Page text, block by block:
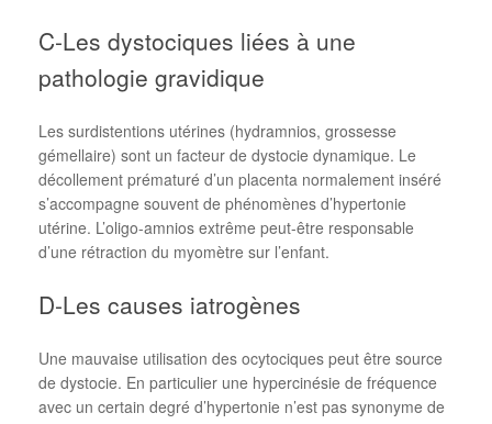
C-Les dystociques liées à une
pathologie gravidique
Les surdistentions utérines (hydramnios, grossesse
gémellaire) sont un facteur de dystocie dynamique. Le
décollement prématuré d’un placenta normalement inséré
s’accompagne souvent de phénomènes d’hypertonie
utérine. L’oligo-amnios extrême peut-être responsable
d’une rétraction du myomètre sur l’enfant.
D-Les causes iatrogènes
Une mauvaise utilisation des ocytociques peut être source
de dystocie. En particulier une hypercinésie de fréquence
avec un certain degré d’hypertonie n’est pas synonyme de